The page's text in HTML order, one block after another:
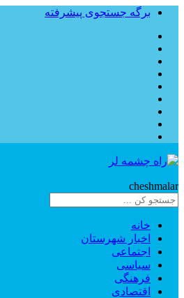
برگه جستجوی پیشرفته
cheshmalar
خانه
اخبار شهرستان
اجتماعی
سیاسی
فرهنگی
اقتصادی